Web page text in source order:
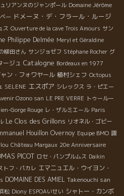
リアンヌのジャンポール Domaine Jérôme
ー ドメーヌ・デ・フラール・ルージ
ス Ouverture de la cave Trois Amours サン
Philippe Delmée Meryl et Géraldine
柳田さん サンジョゼフ Stéphane Rocher グ
ージュ Catalogne Bordeaux en 1977
ン・フォワヤール 植村シェフ Octopus
SELENE エスポア シレックス ラ・ピエー
Ozono san LE PRE VERRE トゥールー
Gorge Rouge レ・ザルミエール Paris
Le Clos des Grillons リオネル・ゴビー
Houillon Overnoy Equipe BMO 諏
Château Margaux 20e Anniversaire
PICOT ロセ・パンプルムス Daikin
トフ・パカレ エマニュエル・ウイヨン・
DOMAINE DES AMIEL Takenouchi san
松 Diony ESPOAいせい シャトー・カンボ